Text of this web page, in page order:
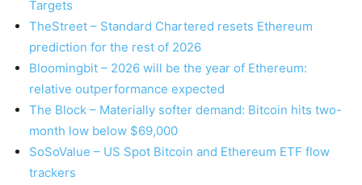
Targets
TheStreet – Standard Chartered resets Ethereum
prediction for the rest of 2026
Bloomingbit – 2026 will be the year of Ethereum:
relative outperformance expected
The Block – Materially softer demand: Bitcoin hits two-
month low below $69,000
SoSoValue – US Spot Bitcoin and Ethereum ETF flow
trackers